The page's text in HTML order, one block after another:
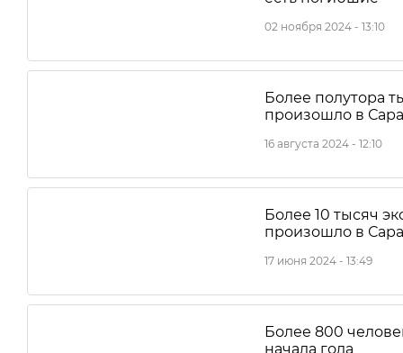
02 ноября 2024 - 13:10
Более полутора
произошло в
16 августа 2024 - 12:10
Более 10 тысяч
произошло в
17 июня 2024 - 13:49
Более 800
начала года